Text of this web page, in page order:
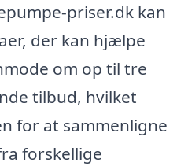
priser.dk kan
der kan hjælpe
om op til tre
tilbud, hvilket
for at sammenligne
forskellige